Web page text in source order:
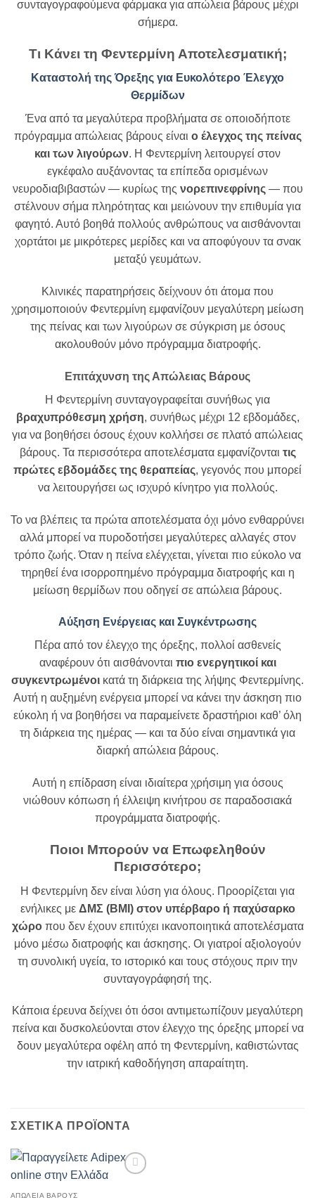
συνταγογραφούμενα φάρμακα για απώλεια βάρους μέχρι
σήμερα.
Τι Κάνει τη Φεντερμίνη Αποτελεσματική;
Καταστολή της Όρεξης για Ευκολότερο Έλεγχο
Θερμίδων
Ένα από τα μεγαλύτερα προβλήματα σε οποιοδήποτε
πρόγραμμα απώλειας βάρους είναι ο έλεγχος της πείνας
και των λιγούρων. Η Φεντερμίνη λειτουργεί στον
εγκέφαλο αυξάνοντας τα επίπεδα ορισμένων
νευροδιαβιβαστών — κυρίως της νορεπινεφρίνης— που
στέλνουν σήμα πληρότητας και μειώνουν την επιθυμία για
φαγητό. Αυτό βοηθά πολλούς ανθρώπους να αισθάνονται
χορτάτοι με μικρότερες μερίδες και να αποφύγουν τα σνακ
μεταξύ γευμάτων.
Κλινικές παρατηρήσεις δείχνουν ότι άτομα που
χρησιμοποιούν Φεντερμίνη εμφανίζουν μεγαλύτερη μείωση
της πείνας και των λιγούρων σε σύγκριση με όσους
ακολουθούν μόνο πρόγραμμα διατροφής.
Επιτάχυνση της Απώλειας Βάρους
Η Φεντερμίνη συνταγογραφείται συνήθως για
βραχυπρόθεσμη χρήση, συνήθως μέχρι 12 εβδομάδες,
για να βοηθήσει όσους έχουν κολλήσει σε πλατό απώλειας
βάρους. Τα περισσότερα αποτελέσματα εμφανίζονται τις
πρώτες εβδομάδες της θεραπείας, γεγονός που μπορεί
να λειτουργήσει ως ισχυρό κίνητρο για πολλούς.
Το να βλέπεις τα πρώτα αποτελέσματα όχι μόνο ενθαρρύνει
αλλά μπορεί να πυροδοτήσει μεγαλύτερες αλλαγές στον
τρόπο ζωής. Όταν η πείνα ελέγχεται, γίνεται πιο εύκολο να
τηρηθεί ένα ισορροπημένο πρόγραμμα διατροφής και η
μείωση θερμίδων που οδηγεί σε απώλεια βάρους.
Αύξηση Ενέργειας και Συγκέντρωσης
Πέρα από τον έλεγχο της όρεξης, πολλοί ασθενείς
αναφέρουν ότι αισθάνονται πιο ενεργητικοί και
συγκεντρωμένοι κατά τη διάρκεια της λήψης Φεντερμίνης.
Αυτή η αυξημένη ενέργεια μπορεί να κάνει την άσκηση πιο
εύκολη ή να βοηθήσει να παραμείνετε δραστήριοι καθ’ όλη
τη διάρκεια της ημέρας — και τα δύο είναι σημαντικά για
διαρκή απώλεια βάρους.
Αυτή η επίδραση είναι ιδιαίτερα χρήσιμη για όσους
νιώθουν κόπωση ή έλλειψη κινήτρου σε παραδοσιακά
προγράμματα διατροφής.
Ποιοι Μπορούν να Επωφεληθούν
Περισσότερο;
Η Φεντερμίνη δεν είναι λύση για όλους. Προορίζεται για
ενήλικες με ΔΜΣ (BMI) στον υπέρβαρο ή παχύσαρκο
χώροπου δεν έχουν επιτύχει ικανοποιητικά αποτελέσματα
μόνο μέσω διατροφής και άσκησης. Οι γιατροί αξιολογούν
τη συνολική υγεία, το ιστορικό και τους στόχους πριν την
συνταγογράφησή της.
Κάποια έρευνα δείχνει ότι όσοι αντιμετωπίζουν μεγαλύτερη
πείνα και δυσκολεύονται στον έλεγχο της όρεξης μπορεί να
δουν μεγαλύτερα οφέλη από τη Φεντερμίνη, καθιστώντας
την ιατρική καθοδήγηση απαραίτητη.
ΣΧΕΤΙΚΆ ΠΡΟΪΌΝΤΑ
ΑΠΏΛΕΙΑ ΒΆΡΟΥΣ